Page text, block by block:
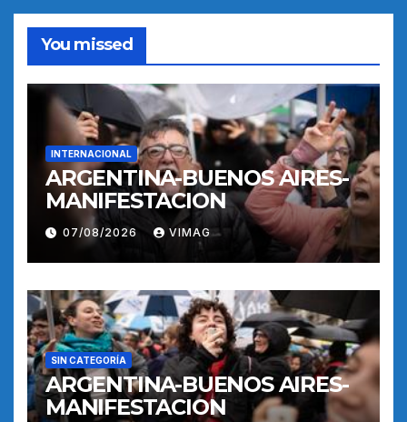
You missed
INTERNACIONAL
ARGENTINA-BUENOS AIRES-
MANIFESTACION
07/08/2026 VIMAG
SIN CATEGORÍA
ARGENTINA-BUENOS AIRES-
MANIFESTACION